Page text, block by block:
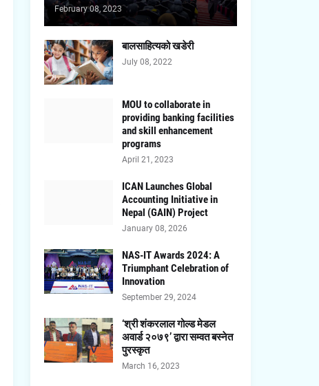
February 08, 2023
बालसाहित्यको खडेरी
July 08, 2022
MOU to collaborate in
providing banking facilities
and skill enhancement
programs
April 21, 2023
ICAN Launches Global
Accounting Initiative in
Nepal (GAIN) Project
January 08, 2026
NAS-IT Awards 2024: A
Triumphant Celebration of
Innovation
September 29, 2024
‘श्री शंकरलाल गोल्ड मेडल
अवार्ड २०७९’ द्वारा सम्वत बस्नेत
पुरस्कृत
March 16, 2023